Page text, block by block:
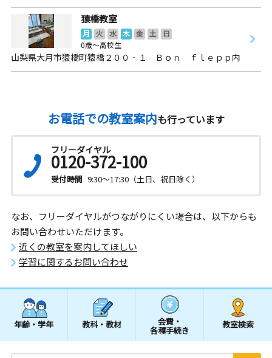
猿橋教室
月 火 水 木 金 土
日
0歳～高校生
山梨県大月市猿橋町猿橋２００‐１ Ｂｏｎ ｆｌｅｐｐ内
お電話での教室案内も行っています
フリーダイヤル
0120-372-100
受付時間 9:30～17:30（土日、祝日除く）
なお、フリーダイヤルがつながりにくい場合は、以下からも
お問い合わせいただけます。
近くの教室を案内してほしい
学習に関するお問い合わせ
年齢・学年 教科・教材 会費・
各種手続き
教室検索